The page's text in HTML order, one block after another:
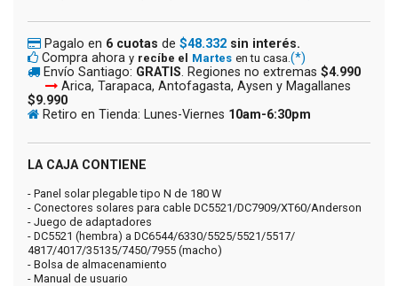
Pagalo en 6 cuotas de $48.332 sin interés.
Compra ahora y recíbe el Martes en tu casa. (*)
Envío Santiago: GRATIS. Regiones no extremas $4.990
Arica, Tarapaca, Antofagasta, Aysen y Magallanes
$9.990
Retiro en Tienda: Lunes-Viernes 10am-6:30pm
LA CAJA CONTIENE
- Panel solar plegable tipo N de 180 W
- Conectores solares para cable DC5521/DC7909/XT60/Anderson
- Juego de adaptadores
- DC5521 (hembra) a DC6544/6330/5525/5521/5517/
4817/4017/35135/7450/7955 (macho)
- Bolsa de almacenamiento
- Manual de usuario